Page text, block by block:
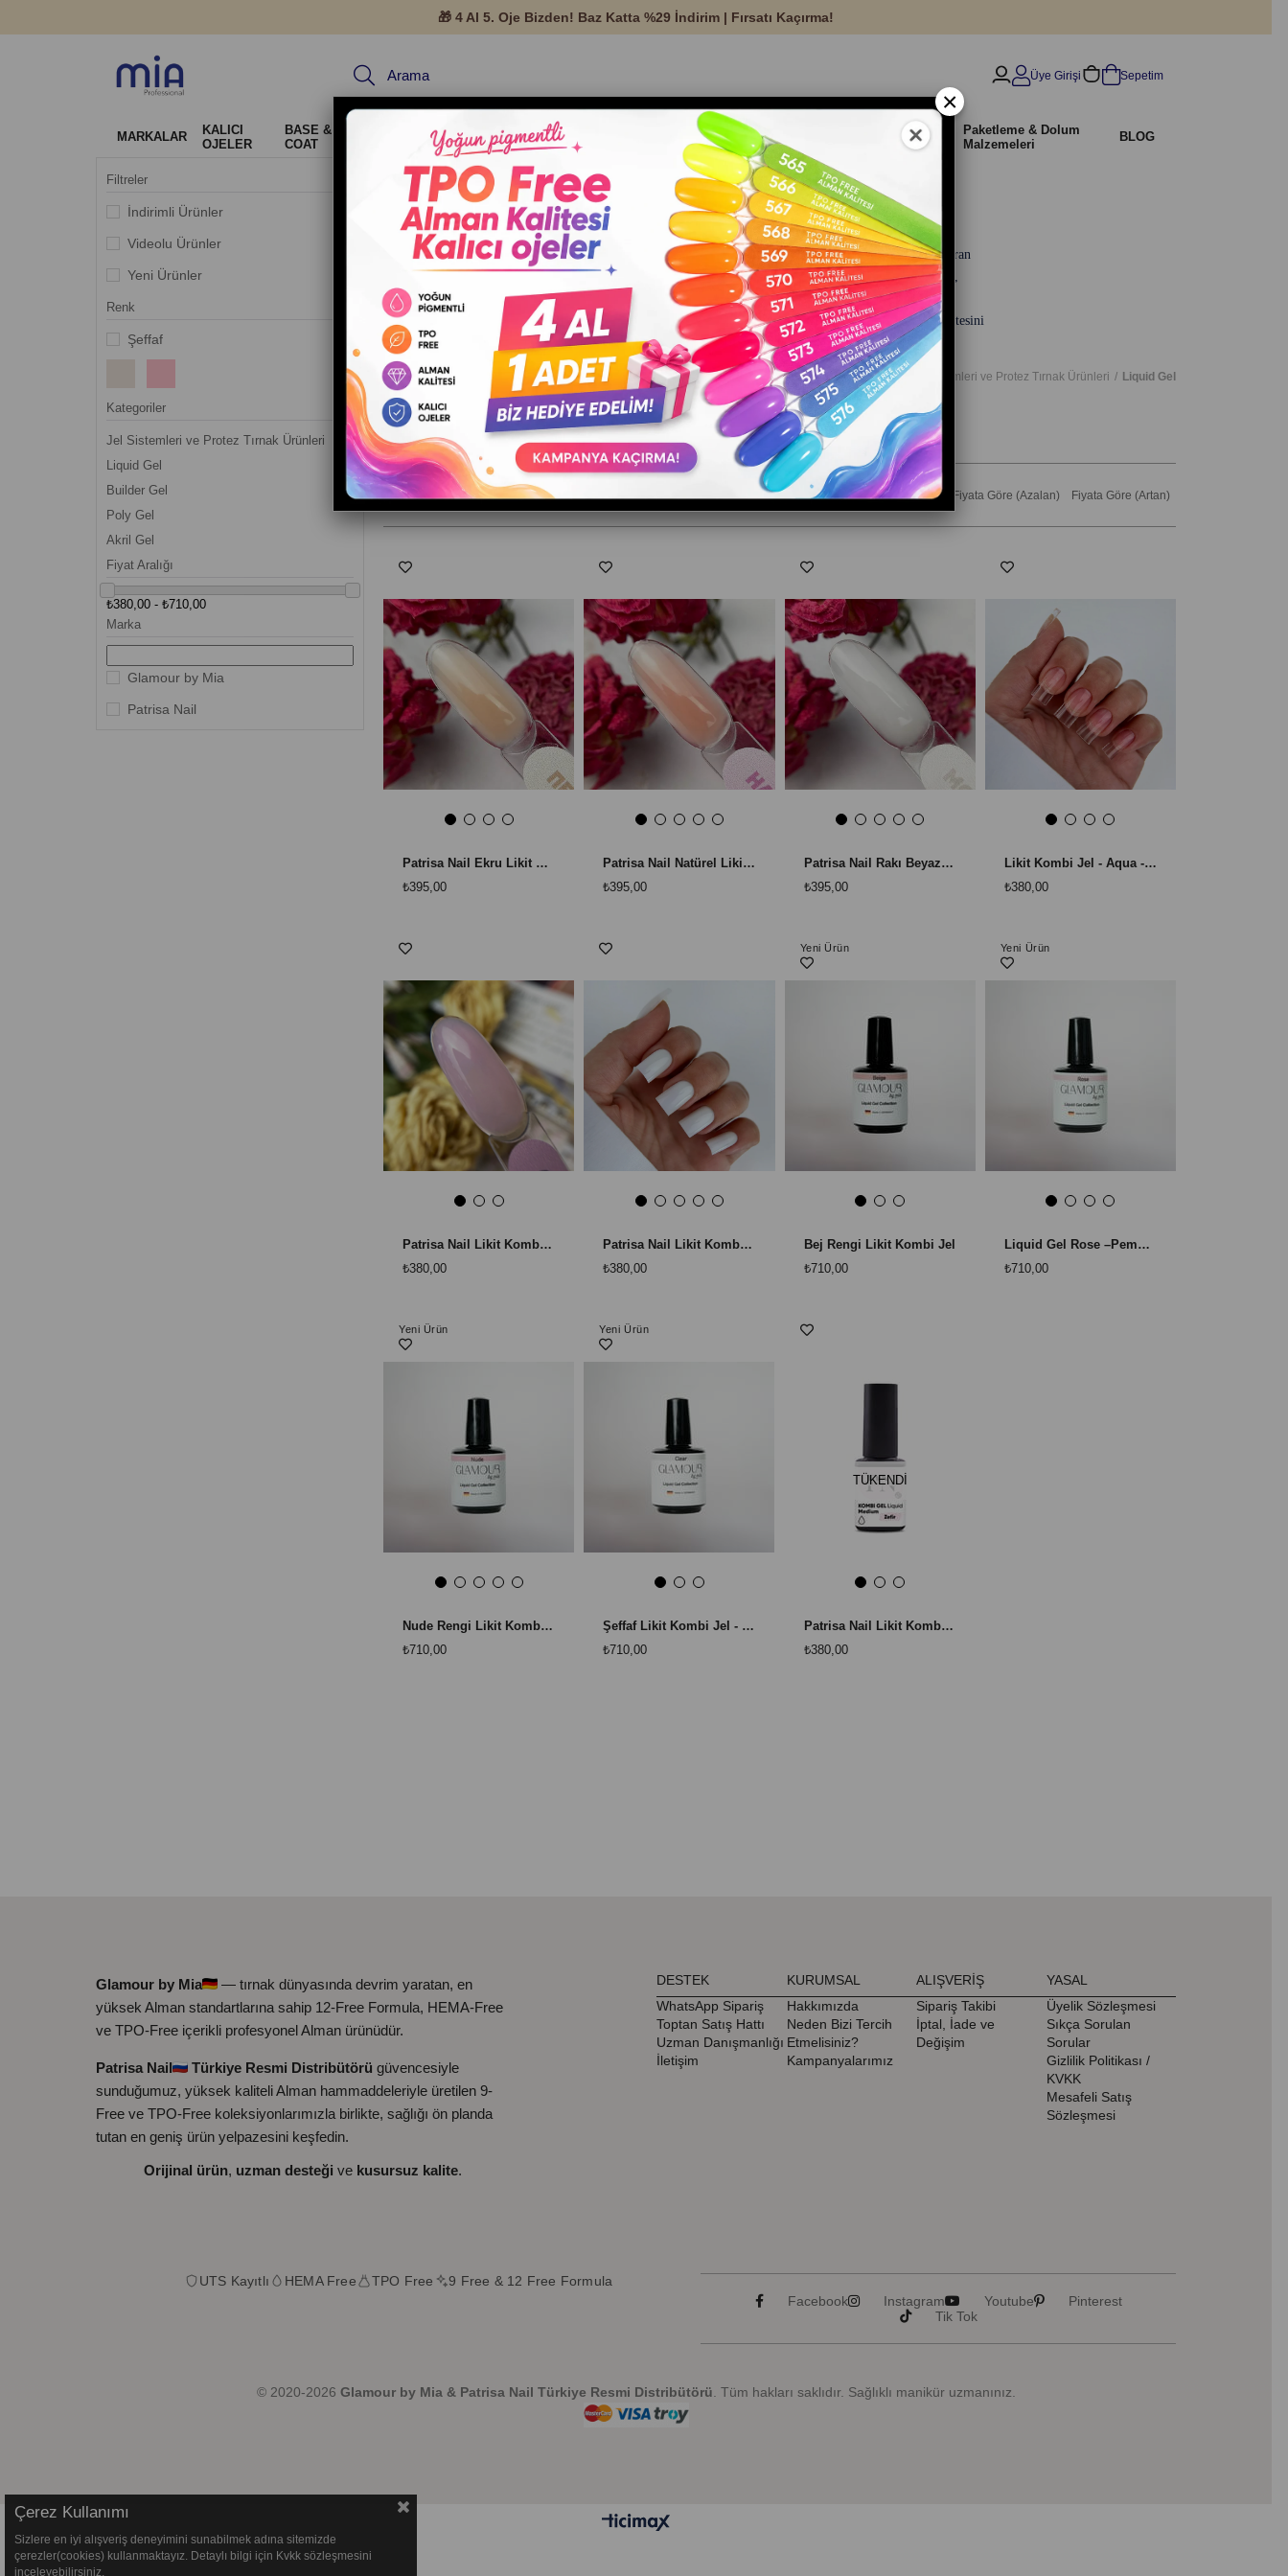
Üye Girişi Sepetim
MARKALAR
KALICI
OJELER
BASE & TOP
COAT
Jel Sistemleri ve Protez
Tırnak Ürünleri
Malzemeleri
Tırnak Ekipman ve
Aksesuarları
İndirimli
Ürünler
Paketleme & Dolum
Malzemeleri
BLOG
Filtreler
İndirimli Ürünler
Videolu Ürünler
Yeni Ürünler
Renk
Şeffaf
Kategoriler
Jel Sistemleri ve Protez Tırnak Ürünleri
Liquid Gel
Builder Gel
Poly Gel
Akril Gel
Fiyat Aralığı
₺380,00 - ₺710,00
Marka
Glamour by Mia
Patrisa Nail
Profesyonel tırnak mimarisinde devrim yaratan, 9-Free TPO-Freeformülleriyle sağlığı ön plana çıkaran
yüksek viskoziteli serimizle tanışın. Akma yapmayan dokusuyla mükemmel kontrol sağlayan bu teknoloji,
tırnak plağını maksimum düzeyde güçlendirerek çatlamayan, ultra dayanıklı ve doğal görünümlü protez
tırnaklar tasarlamanıza olanak tanır. Alerji dostu içeriğiyle uzmanların vazgeçilmezi Mia Professional kalitesini
hemen keşfedin!
Anasayfa Jel Sistemleri ve Protez Tırnak Ürünleri Liquid Gel
Liquid Gel
FILTRELEME Fiyata Göre (Artan)
Fiyata Göre (Azalan)
Ürün Adına Göre (A>Z)
Ürün Adına Göre (Z<A)
11 Ürün
Patrisa Nail Ekru Likit Tırnak Jeli Ekru
₺395,00
Patrisa Nail Natürel Likit Tırnak Jeli
₺395,00
Patrisa Nail Rakı Beyazı Likit Kombi Jeli
₺395,00
Likit Kombi Jel - Aqua -Şeffaf Rengi 12 ml
₺380,00
Patrisa Nail Likit Kombi Jel - Candy
₺380,00
Patrisa Nail Likit Kombi Jel - Salt -Rakı Beyazı rengi 12 ml
₺380,00
Bej Rengi Likit Kombi Jel
₺710,00
Yeni Ürün
Liquid Gel Rose –Pembe rengi profesyonel likit jel (Builder Gel / Yapılandırıcı Jel)
₺710,00
Yeni Ürün
Nude Rengi Likit Kombi Jel
₺710,00
Yeni Ürün
Şeffaf Likit Kombi Jel - Clear
₺710,00
Yeni Ürün
TÜKENDI
Patrisa Nail Likit Kombi jel - Zefir
₺380,00
Glamour by Mia
— tırnak dünyasında devrim yaratan, en
yüksek Alman standartlarına sahip 12-Free Formula, HEMA-Free
ve TPO-Free içerikli profesyonel Alman ürünüdür.
Patrisa Nail Türkiye Resmi Distribütörü güvencesiyle
sunduğumuz, yüksek kaliteli Alman hammaddeleriyle üretilen 9-
Free ve TPO-Free koleksiyonlarımızla birlikte, sağlığı ön planda
tutan en geniş ürün yelpazesini keşfedin.
Orijinal ürün, uzman desteği ve kusursuz kalite.
DESTEK
WhatsApp Sipariş
Toptan Satış Hattı
Uzman Danışmanlığı
İletişim
KURUMSAL
Hakkımızda
Neden Bizi Tercih
Etmelisiniz?
Kampanyalarımız
ALIŞVERİŞ
Sipariş Takibi
İptal, İade ve
Değişim
YASAL
Üyelik Sözleşmesi
Sıkça Sorulan
Sorular
Gizlilik Politikası /
KVKK
Mesafeli Satış
Sözleşmesi
UTS Kayıtlı HEMA Free TPO Free
9 Free & 12 Free Formula
Facebook
Instagram Youtube
Pinterest
Tik Tok
© 2020-2026 Glamour by Mia & Patrisa Nail Türkiye Resmi Distribütörü . Tüm hakları saklıdır. Sağlıklı manikür uzmanınız.
Çerez Kullanımı
Sizlere en iyi alışveriş deneyimini sunabilmek adına sitemizde
çerezler(cookies) kullanmaktayız. Detaylı bilgi için Kvkk sözleşmesini
inceleyebilirsiniz.
×